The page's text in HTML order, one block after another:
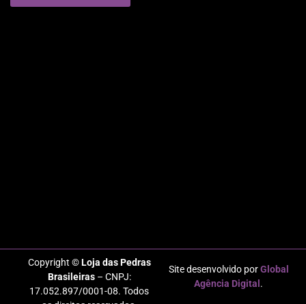
Copyright ©Loja das Pedras
Brasileiras– CNPJ:
17.052.897/0001-08. Todos
Site desenvolvido porGlobal
Agência Digital.